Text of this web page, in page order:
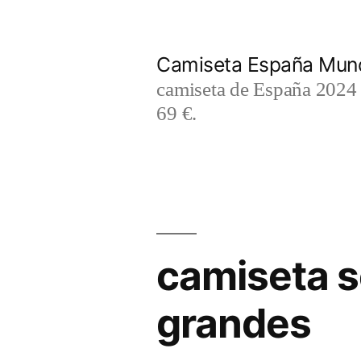
Camiseta España
camiseta de España
69 €.
camiseta
grandes